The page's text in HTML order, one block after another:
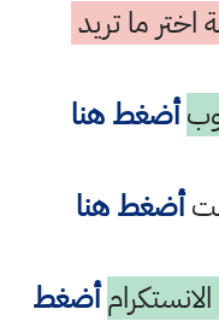
اختر ما تريد
أضغط هنا
أضغط هنا
أضغط